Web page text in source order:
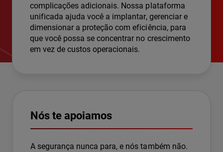
complicações adicionais. Nossa plataforma
unificada ajuda você a implantar, gerenciar e
dimensionar a proteção com eficiência, para
que você possa se concentrar no crescimento
em vez de custos operacionais.
Nós te apoiamos
A segurança nunca para, e nós também não.